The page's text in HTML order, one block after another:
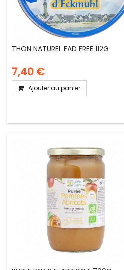
THON NATUREL FAD FREE 112G
7,40 €
Ajouter au panier